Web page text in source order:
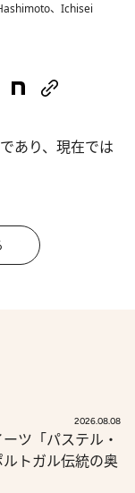
、Ichisei
あり、現在では
2026.08.08
ツ「パステル・
トガル伝統の奥